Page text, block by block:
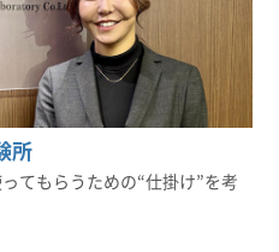
所
てもらうための“仕掛け”を考